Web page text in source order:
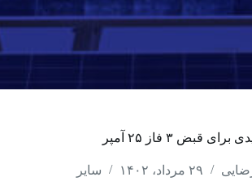
قبض ۳ فاز ۲۵ آمپر
۲۹ مرداد، ۱۴۰۲ سایر